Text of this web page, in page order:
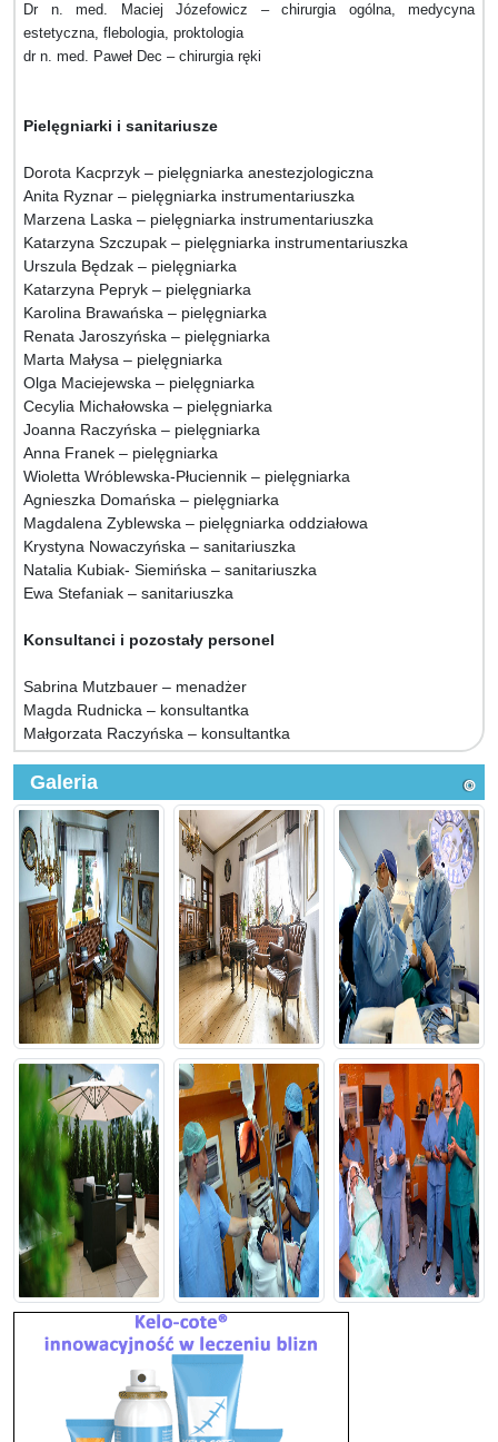
Dr n. med. Maciej Józefowicz – chirurgia ogólna, medycyna
estetyczna, flebologia, proktologia
dr n. med. Paweł Dec – chirurgia ręki
Pielęgniarki i sanitariusze
Dorota Kacprzyk – pielęgniarka anestezjologiczna
Anita Ryznar – pielęgniarka instrumentariuszka
Marzena Laska – pielęgniarka instrumentariuszka
Katarzyna Szczupak – pielęgniarka instrumentariuszka
Urszula Będzak – pielęgniarka
Katarzyna Pepryk – pielęgniarka
Karolina Brawańska – pielęgniarka
Renata Jaroszyńska – pielęgniarka
Marta Małysa – pielęgniarka
Olga Maciejewska – pielęgniarka
Cecylia Michałowska – pielęgniarka
Joanna Raczyńska – pielęgniarka
Anna Franek – pielęgniarka
Wioletta Wróblewska-Płuciennik – pielęgniarka
Agnieszka Domańska – pielęgniarka
Magdalena Zyblewska – pielęgniarka oddziałowa
Krystyna Nowaczyńska – sanitariuszka
Natalia Kubiak- Siemińska – sanitariuszka
Ewa Stefaniak – sanitariuszka
Konsultanci i pozostały personel
Sabrina Mutzbauer – menadżer
Magda Rudnicka – konsultantka
Małgorzata Raczyńska – konsultantka
Galeria